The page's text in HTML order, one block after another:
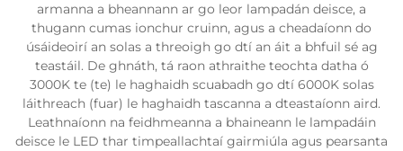
armanna a bheannann ar go leor lampadán deisce, a
thugann cumas ionchur cruinn, agus a cheadaíonn do
úsáideoirí an solas a threoigh go dtí an áit a bhfuil sé ag
teastáil. De ghnáth, tá raon athraithe teochta datha ó
3000K te (te) le haghaidh scuabadh go dtí 6000K solas
láithreach (fuar) le haghaidh tascanna a dteastaíonn aird.
Leathnaíonn na feidhmeanna a bhaineann le lampadáin
deisce le LED thar timpeallachtaí gairmiúla agus pearsanta